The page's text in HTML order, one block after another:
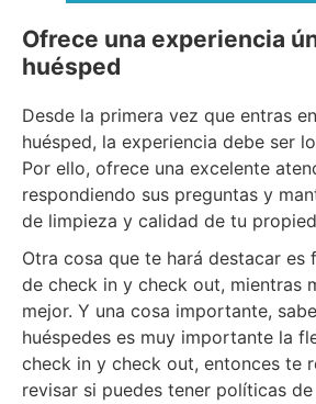
Ofrece una experiencia
huésped
Desde la primera vez que entras
huésped, la experiencia debe ser
Por ello, ofrece una excelente
respondiendo sus preguntas y
de limpieza y calidad de tu
Otra cosa que te hará destacar es
de check in y check out, mientras
mejor. Y una cosa importante,
huéspedes es muy importante la
check in y check out, entonces te
revisar si puedes tener políticas